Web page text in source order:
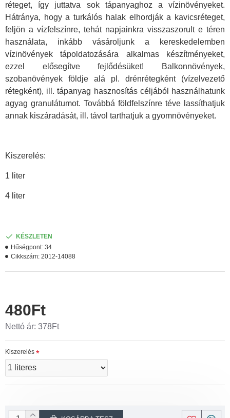
réteget, így juttatva sok tápanyaghoz a vízinövényeket.
Hátránya, hogy a turkálós halak elhordják a kavicsréteget,
feljön a vízfelszínre, tehát napjainkra visszaszorult e téren
használata, inkább vásároljunk a kereskedelemben
vízinövények tápoldatozására alkalmas készítményeket,
ezzel elősegítve fejlődésüket! Balkonnövények,
szobanövények földje alá pl. drénrétegként (vízelvezető
rétegként), ill. tápanyag hasznosítás céljából használhatunk
agyag granulátumot. Továbbá földfelszínre téve lassíthatjuk
annak kiszáradását, ill. távol tarthatjuk a gyomnövényeket.
Kiszerelés:
1 liter
4 liter
KÉSZLETEN
Hűségpont: 34
Cikkszám: 2012-14088
480Ft
Nettó ár: 378Ft
Kiszerelés